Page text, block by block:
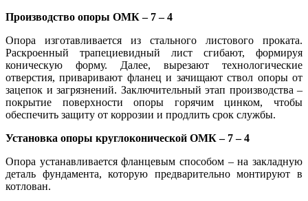
Производство опоры ОМК – 7 – 4
Опора изготавливается из стального листового проката.
Раскроенный трапециевидный лист сгибают, формируя
коническую форму. Далее, вырезают технологические
отверстия, приваривают фланец и зачищают ствол опоры от
зацепок и загрязнений. Заключительный этап производства –
покрытие поверхности опоры горячим цинком, чтобы
обеспечить защиту от коррозии и продлить срок службы.
Установка опоры круглоконической ОМК – 7 – 4
Опора устанавливается фланцевым способом – на закладную
деталь фундамента, которую предварительно монтируют в
котлован.